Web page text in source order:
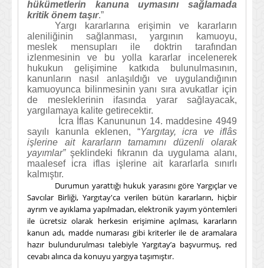
hükümetlerin kanuna uymasını sağlamada
kritik önem taşır.”
Yargı kararlarına erişimin ve kararların
aleniliğinin sağlanması, yargının kamuoyu,
meslek mensupları ile doktrin tarafından
izlenmesinin ve bu yolla kararlar incelenerek
hukukun gelişimine katkıda bulunulmasının,
kanunların nasıl anlaşıldığı ve uygulandığının
kamuoyunca bilinmesinin yanı sıra avukatlar için
de mesleklerinin ifasında yarar sağlayacak,
yargılamaya kalite getirecektir.
İcra İflas Kanununun 14. maddesine 4949
sayılı kanunla eklenen, “Yargıtay, icra ve iflâs
işlerine ait kararların tamamını düzenli olarak
yayımlar” şeklindeki fıkranın da uygulama alanı,
maalesef icra iflas işlerine ait kararlarla sınırlı
kalmıştır.
Durumun yarattığı hukuk yarasını göre Yargıçlar ve
Savcılar Birliği, Yargıtay'ca verilen bütün kararların, hiçbir
ayrım ve ayıklama yapılmadan, elektronik yayım yöntemleri
ile ücretsiz olarak herkesin erişimine açılması, kararların
kanun adı, madde numarası gibi kriterler ile de aramalara
hazır bulundurulması talebiyle Yargıtay’a başvurmuş, red
cevabı alınca da konuyu yargıya taşımıştır.